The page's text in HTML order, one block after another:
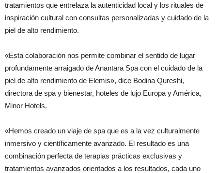
tratamientos que entrelaza la autenticidad local y los rituales de
inspiración cultural con consultas personalizadas y cuidado de la
piel de alto rendimiento.
«Esta colaboración nos permite combinar el sentido de lugar
profundamente arraigado de Anantara Spa con el cuidado de la
piel de alto rendimiento de Elemis», dice Bodina Qureshi,
directora de spa y bienestar, hoteles de lujo Europa y América,
Minor Hotels.
«Hemos creado un viaje de spa que es a la vez culturalmente
inmersivo y científicamente avanzado. El resultado es una
combinación perfecta de terapias prácticas exclusivas y
tratamientos avanzados orientados a los resultados, cada uno